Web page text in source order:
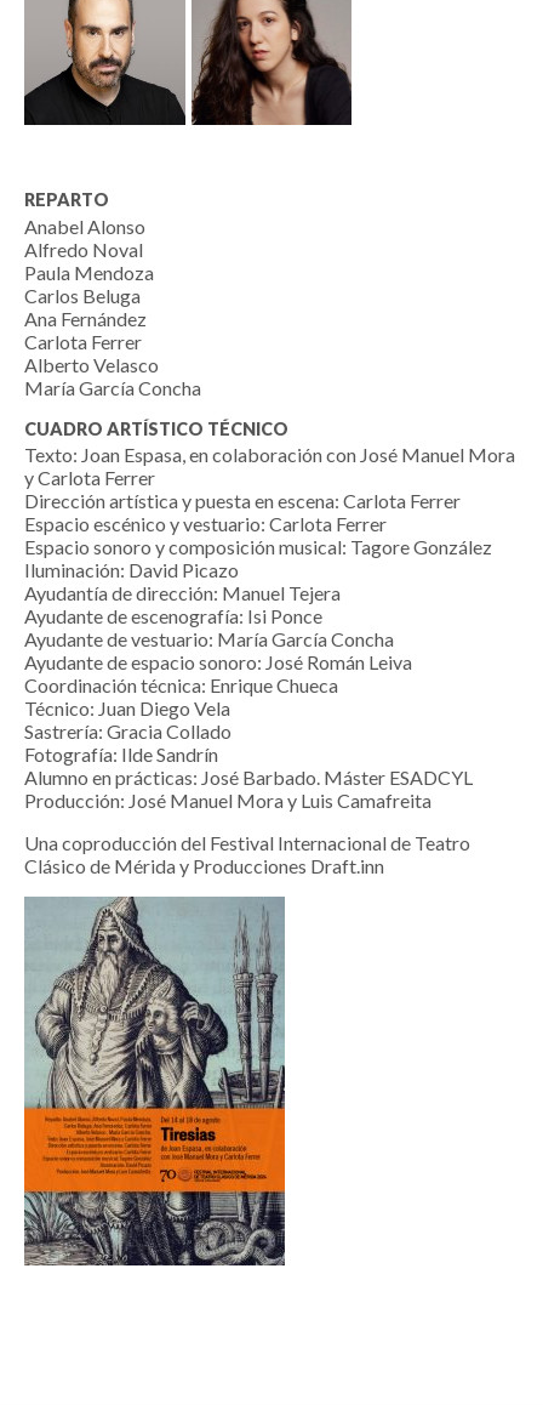
REPARTO
Anabel Alonso
Alfredo Noval
Paula Mendoza
Carlos Beluga
Ana Fernández
Carlota Ferrer
Alberto Velasco
María García Concha
CUADRO ARTÍSTICO TÉCNICO
Texto: Joan Espasa, en colaboración con José Manuel Mora
y Carlota Ferrer
Dirección artística y puesta en escena: Carlota Ferrer
Espacio escénico y vestuario: Carlota Ferrer
Espacio sonoro y composición musical: Tagore González
Iluminación: David Picazo
Ayudantía de dirección: Manuel Tejera
Ayudante de escenografía: Isi Ponce
Ayudante de vestuario: María García Concha
Ayudante de espacio sonoro: José Román Leiva
Coordinación técnica: Enrique Chueca
Técnico: Juan Diego Vela
Sastrería: Gracia Collado
Fotografía: Ilde Sandrín
Alumno en prácticas: José Barbado. Máster ESADCYL
Producción: José Manuel Mora y Luis Camafreita
Una coproducción del Festival Internacional de Teatro
Clásico de Mérida y Producciones Draft.inn